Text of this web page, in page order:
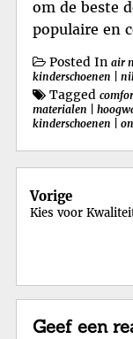
om de beste
populaire en
Posted In air
kinderschoenen
Tagged
materialen
kinderschoenen
Vorige
Kies voor
Geef een